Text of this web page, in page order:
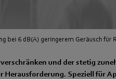
bei 6 dB(A) geringerem Geräusch für
und der stetig
Herausforderung. Speziell für